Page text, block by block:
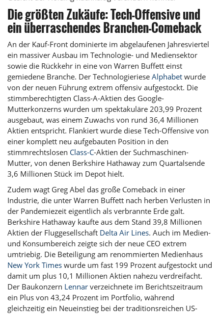
Die größten Zukäufe: Tech-Offensive und
ein überraschendes Branchen-Comeback
An der Kauf-Front dominierte im abgelaufenen Jahresviertel
ein massiver Ausbau im Technologie- und Mediensektor
sowie die Rückkehr in eine von Warren Buffett einst
gemiedene Branche. Der Technologieriese Alphabet wurde
von der neuen Führung extrem offensiv aufgestockt. Die
stimmberechtigten Class-A-Aktien des Google-
Mutterkonzerns wurden um spektakuläre 203,99 Prozent
ausgebaut, was einem Zuwachs von rund 36,4 Millionen
Aktien entspricht. Flankiert wurde diese Tech-Offensive von
einer komplett neu aufgebauten Position in den
stimmrechtslosen Class-C-Aktien der Suchmaschinen-
Mutter, von denen Berkshire Hathaway zum Quartalsende
3,6 Millionen Stück im Depot hielt.
Zudem wagt Greg Abel das große Comeback in einer
Industrie, die unter Warren Buffett nach herben Verlusten in
der Pandemiezeit eigentlich als verbrannte Erde galt.
Berkshire Hathaway kaufte aus dem Stand 39,8 Millionen
Aktien der Fluggesellschaft Delta Air Lines. Auch im Medien-
und Konsumbereich zeigte sich der neue CEO extrem
umtriebig. Die Beteiligung am renommierten Medienhaus
New York Times wurde um fast 199 Prozent aufgestockt und
damit um plus 10,1 Millionen Aktien nahezu verdreifacht.
Der Baukonzern Lennar verzeichnete im Berichtszeitraum
ein Plus von 43,24 Prozent im Portfolio, während
gleichzeitig ein Neueinstieg bei der traditionsreichen US-